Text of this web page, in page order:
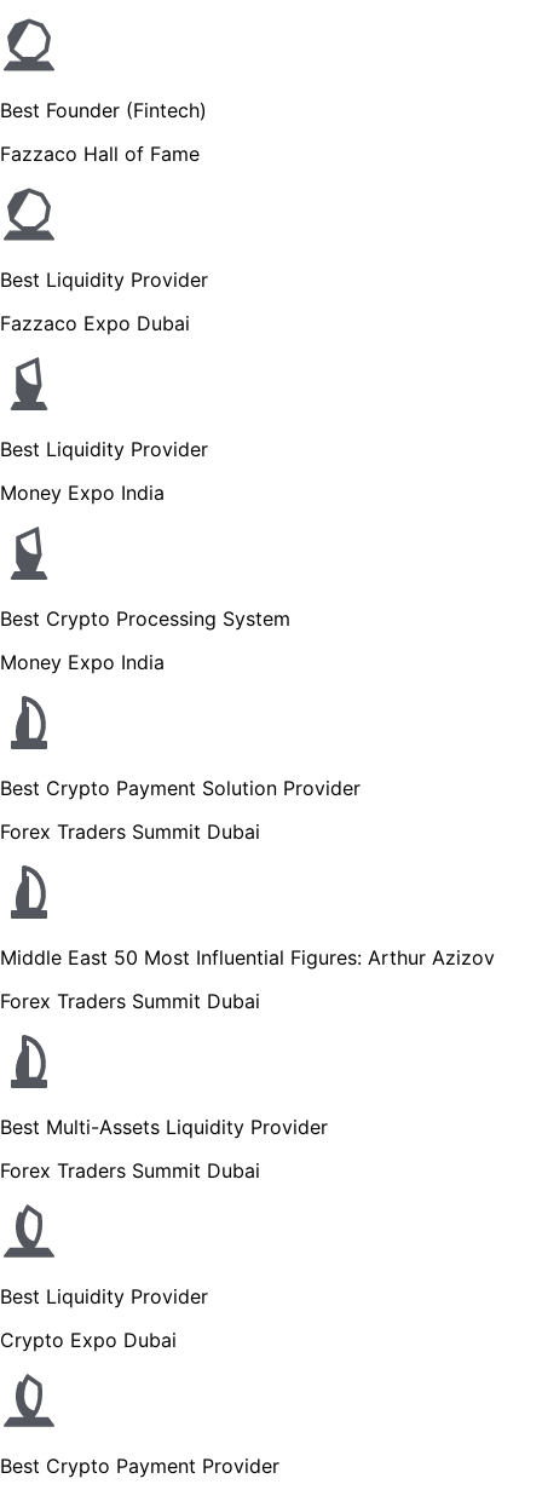
Best Founder (Fintech)
Fazzaco Hall of Fame
Best Liquidity Provider
Fazzaco Expo Dubai
Best Liquidity Provider
Money Expo India
Best Crypto Processing System
Money Expo India
Best Crypto Payment Solution Provider
Forex Traders Summit Dubai
Middle East 50 Most Influential Figures: Arthur Azizov
Forex Traders Summit Dubai
Best Multi-Assets Liquidity Provider
Forex Traders Summit Dubai
Best Liquidity Provider
Crypto Expo Dubai
Best Crypto Payment Provider